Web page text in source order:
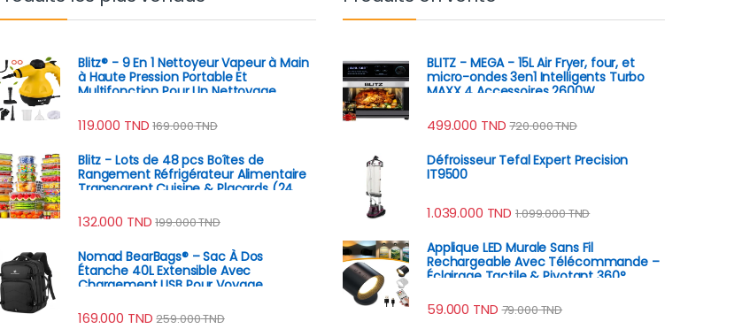
Blitz® - 9 En 1 Nettoyeur Vapeur à Main
à Haute Pression Portable Et
Multifonction Pour Un Nettoyage
119.000 TND 169.000TND
Blitz - Lots de 48 pcs Boîtes de
Rangement Réfrigérateur Alimentaire
Transparent Cuisine & Placards (24
132.000 TND 199.000TND
Nomad BearBags® – Sac À Dos
Étanche 40L Extensible Avec
Chargement USB Pour Voyage
169.000 TND 259.000TND
BLITZ - MEGA - 15L Air Fryer, four, et
micro-ondes 3en1 Intelligents Turbo
MAXX 4 Accessoires 2600W
499.000 TND 720.000TND
Défroisseur Tefal Expert Precision
IT9500
1.039.000 TND 1.099.000TND
Applique LED Murale Sans Fil
Rechargeable Avec Télécommande –
Éclairage Tactile & Pivotant 360°
59.000 TND 79.000TND